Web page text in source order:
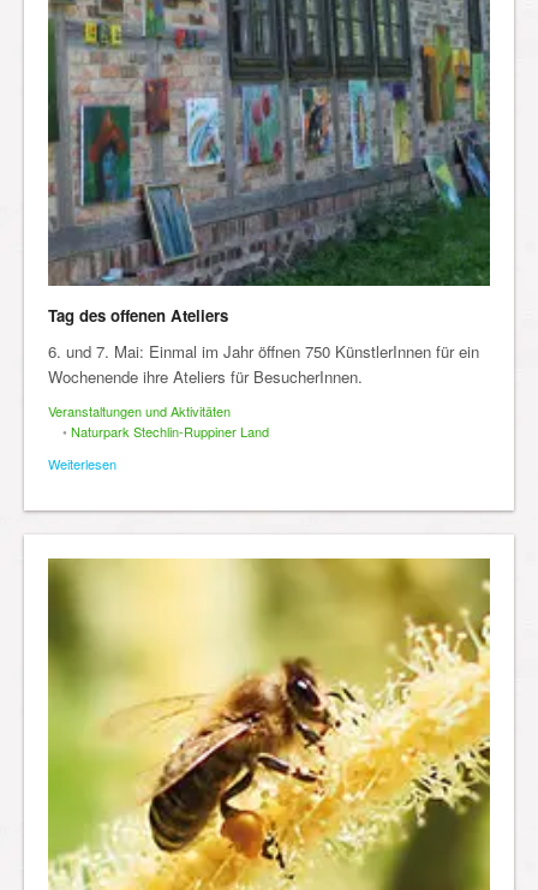
Tag des offenen Ateliers
6. und 7. Mai: Einmal im Jahr öffnen 750 KünstlerInnen für ein
Wochenende ihre Ateliers für BesucherInnen.
Veranstaltungen und Aktivitäten
• Naturpark Stechlin-Ruppiner Land
Weiterlesen